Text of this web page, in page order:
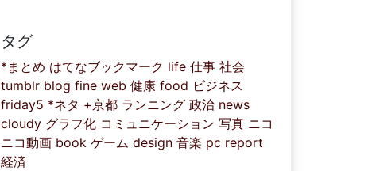
タグ
*まとめ はてなブックマーク life 仕事 社会
tumblr blog fine web 健康 food ビジネス
friday5 *ネタ +京都 ランニング 政治 news
cloudy グラフ化 コミュニケーション 写真 ニコ
ニコ動画 book ゲーム design 音楽 pc report
経済